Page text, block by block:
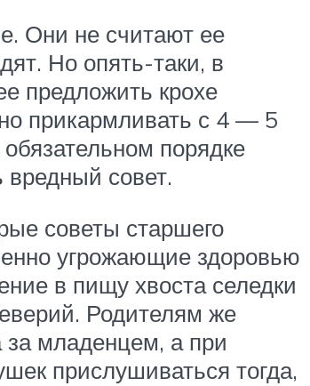
Они не считают ее
Но опять-таки, в
предложить крохе
прикармливать с 4 — 5
порядке
совет.
советы старшего
угрожающие здоровью
в пищу хвоста селедки
Родителям же
за младенцем, а при
прислушиваться тогда,